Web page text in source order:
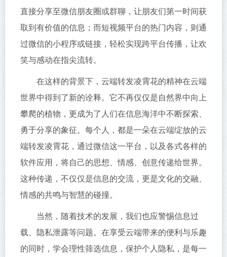
直接分享至微信朋友圈或群聊，让朋友们第一时间获
取到有价值的信息；而短视频平台的热门内容，则通
过微信的小程序或链接，轻松实现跨平台传播，让欢
笑与感动在指尖流转。
在这样的背景下，云端转发凌霄花的精神在云端
世界中得到了新的诠释。它不再仅仅是自然界中向上
攀爬的植物，更成为了人们在信息海洋中不断探索、
勇于分享的象征。每个人，都是一朵在云端绽放的云
端转发凌霄花，通过微信这一平台，以及各式各样的
软件应用，将自己的思想、情感、创意传递给世界。
这种传递，不仅仅是信息的交流，更是文化的交融、
情感的共鸣与智慧的碰撞。
当然，随着技术的发展，我们也应警惕信息过
载、隐私泄露等问题。在享受云端带来的便利与乐趣
的同时，学会理性筛选信息，保护个人隐私，是每一